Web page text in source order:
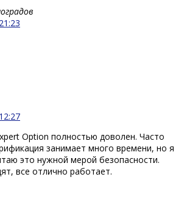
Option полностью доволен. Часто
занимает много времени, но я
это нужной мерой безопасности.
все отлично работает.